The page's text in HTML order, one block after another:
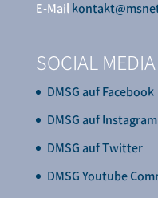
E-Mail
SOCIAL
DMSG auf Facebook
DMSG auf Instagram
DMSG auf Twitter
DMSG Youtube